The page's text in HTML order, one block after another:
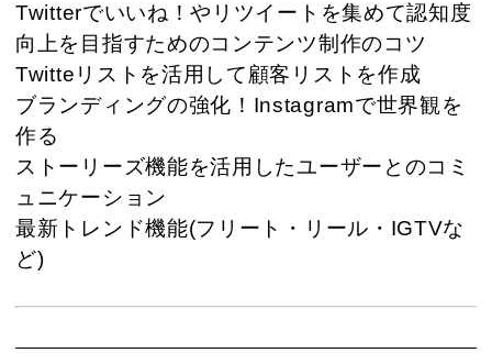
Twitterでいいね！やリツイートを集めて認知度
向上を目指すためのコンテンツ制作のコツ
Twitteリストを活用して顧客リストを作成
ブランディングの強化！Instagramで世界観を
作る
ストーリーズ機能を活用したユーザーとのコミ
ュニケーション
最新トレンド機能(フリート・リール・IGTVな
ど)